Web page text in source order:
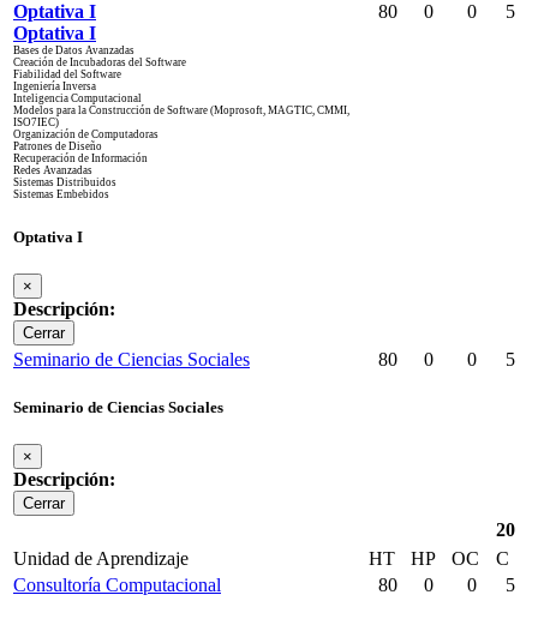
Optativa I
Optativa I
Bases de Datos Avanzadas
Creación de Incubadoras del Software
Fiabilidad del Software
Ingeniería Inversa
Inteligencia Computacional
Modelos para la Construcción de Software (Moprosoft, MAGTIC, CMMI,
ISO7IEC)
Organización de Computadoras
Patrones de Diseño
Recuperación de Información
Redes Avanzadas
Sistemas Distribuidos
Sistemas Embebidos
Optativa I
×
Descripción:
Cerrar
80 0 0 5
Seminario de Ciencias Sociales
Seminario de Ciencias Sociales
×
Descripción:
Cerrar
80 0 0 5
20
Unidad de Aprendizaje
HT HP OC
C
Consultoría Computacional
80 0 0 5